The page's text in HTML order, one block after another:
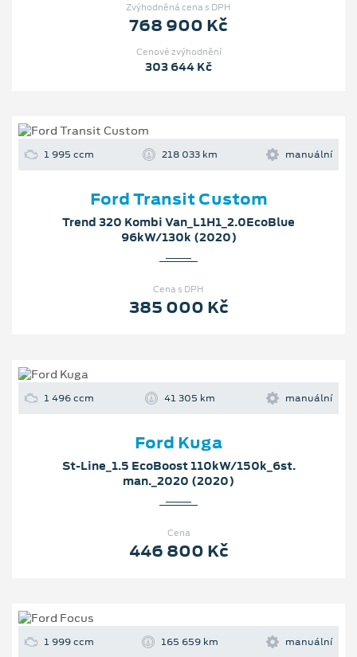
Zvýhodněná cena s DPH
768 900 Kč
Cenové zvýhodnění
303 644 Kč
1 995 ccm 218 033 km manuální
Ford Transit Custom
Trend 320 Kombi Van_L1H1_2.0EcoBlue
96kW/130k (2020)
Cena s DPH
385 000 Kč
1 496 ccm 41 305 km manuální
Ford Kuga
St-Line_1.5 EcoBoost 110kW/150k_6st.
man._2020 (2020)
Cena
446 800 Kč
1 999 ccm 165 659 km manuální